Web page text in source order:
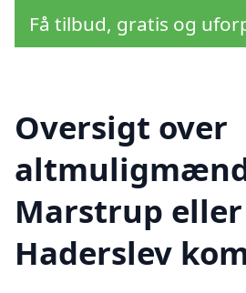
Få tilbud, gratis og
Oversigt over
Marstrup
Haderslev